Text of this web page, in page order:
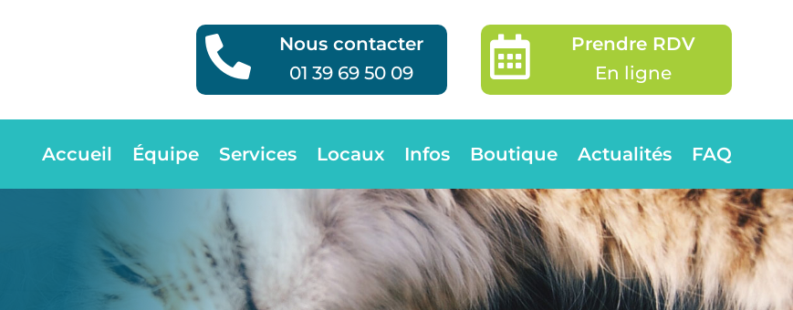

Nous contacter
01 39 69 50 09

Prendre RDV
En ligne
Accueil Équipe Services Locaux Infos Boutique Actualités FAQ